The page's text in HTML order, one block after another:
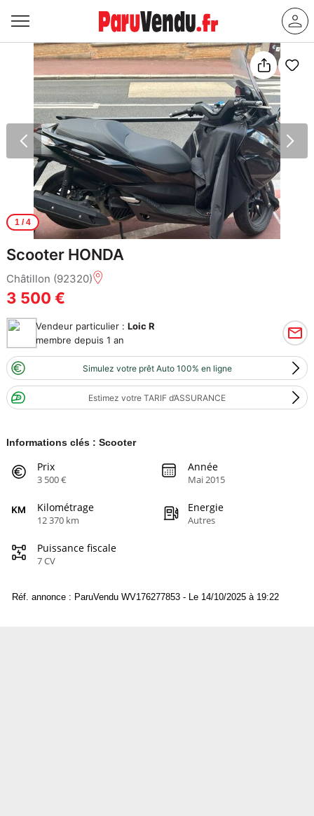
1/ 4
Scooter HONDA
Châtillon (92320)
3 500 €
Vendeur particulier : Loic R
membre depuis 1 an
Simulez votre prêt Auto 100% en ligne
Estimez votre TARIF d’ASSURANCE
Informations clés : Scooter
Prix
3 500 €
Année
Mai 2015
Kilométrage
12 370 km
Energie
Autres
Puissance fiscale
7 CV
Réf. annonce : ParuVendu WV176277853 - Le 14/10/2025 à 19:22